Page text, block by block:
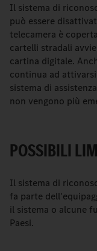
Il sistema di
può essere
telecamera è
cartelli stradali
cartina digitale.
continua ad
sistema di
non vengono più
POSSIBILI
Il sistema di
fa parte
il sistema o alcune
Paesi.